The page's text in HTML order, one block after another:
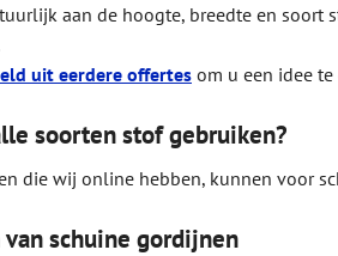
aan de hoogte, breedte en soort
uit eerdere offertesom u een idee te
soorten stof gebruiken?
die wij online hebben, kunnen voor
schuine gordijnen